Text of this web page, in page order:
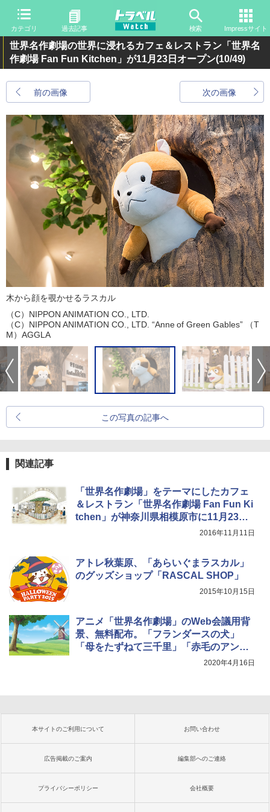
カテゴリ 過去記事 検索 Impressサイト
世界名作劇場の世界に浸れるカフェ＆レストラン「世界名
作劇場 Fan Fun Kitchen」が11月23日オープン(10/49)
前の画像 次の画像
木から顔を覗かせるラスカル
（C）NIPPON ANIMATION CO., LTD.
（C）NIPPON ANIMATION CO., LTD. “Anne of Green Gables” （T
M）AGGLA
この写真の記事へ
関連記事
「世界名作劇場」をテーマにしたカフェ
＆レストラン「世界名作劇場 Fan Fun Ki
tchen」が神奈川県相模原市に11月23日
2016年11月11日
アトレ秋葉原、「あらいぐまラスカル」
のグッズショップ「RASCAL SHOP」
2015年10月15日
アニメ「世界名作劇場」のWeb会議用背
景、無料配布。「フランダースの犬」
「母をたずねて三千里」「赤毛のアン」
「トム・ソーヤーの冒険」「ピーターパ
2020年4月16日
本サイトのご利用について お問い合わせ
広告掲載のご案内 編集部へのご連絡
プライバシーポリシー 会社概要